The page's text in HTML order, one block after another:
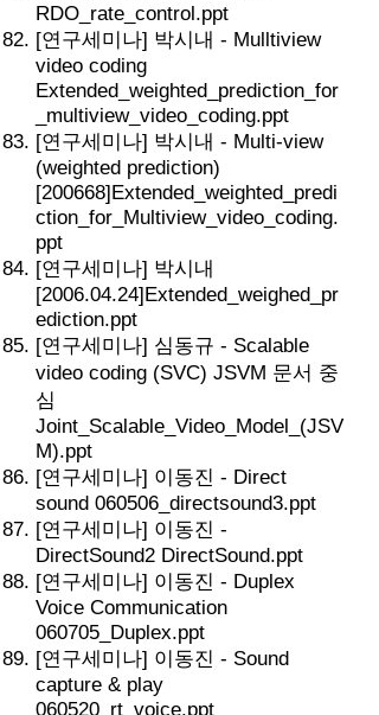
RDO_rate_control.ppt
[연구세미나] 박시내 - Mulltiview
video coding
Extended_weighted_prediction_for
_multiview_video_coding.ppt
[연구세미나] 박시내 - Multi-view
(weighted prediction)
[200668]Extended_weighted_predi
ction_for_Multiview_video_coding.
ppt
[연구세미나] 박시내
[2006.04.24]Extended_weighed_pr
ediction.ppt
[연구세미나] 심동규 - Scalable
video coding (SVC) JSVM 문서 중
심
Joint_Scalable_Video_Model_(JSV
M).ppt
[연구세미나] 이동진 - Direct
sound 060506_directsound3.ppt
[연구세미나] 이동진 -
DirectSound2 DirectSound.ppt
[연구세미나] 이동진 - Duplex
Voice Communication
060705_Duplex.ppt
[연구세미나] 이동진 - Sound
capture & play
060520_rt_voice.ppt